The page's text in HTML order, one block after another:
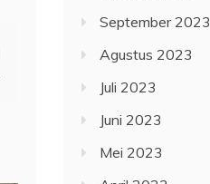
September 2023
Agustus 2023
Juli 2023
Juni 2023
Mei 2023